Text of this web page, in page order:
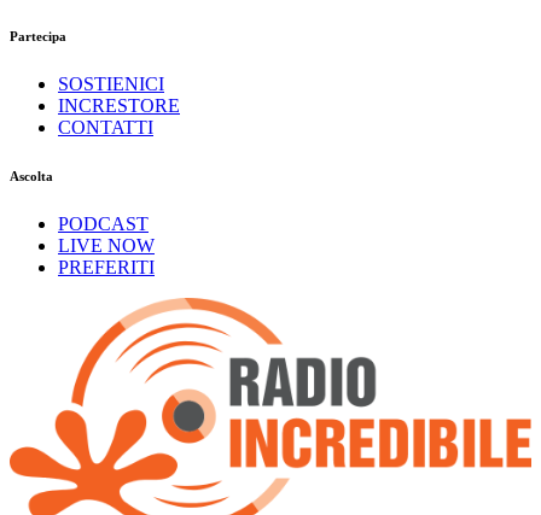
Partecipa
SOSTIENICI
INCRESTORE
CONTATTI
Ascolta
PODCAST
LIVE NOW
PREFERITI